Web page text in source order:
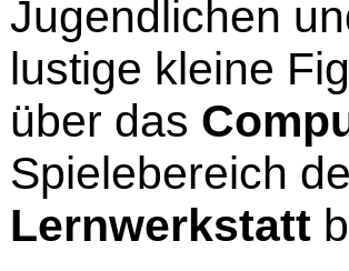
Jugendlichen
lustige kleine
über das
Spielebereich
Lernwerkstatt